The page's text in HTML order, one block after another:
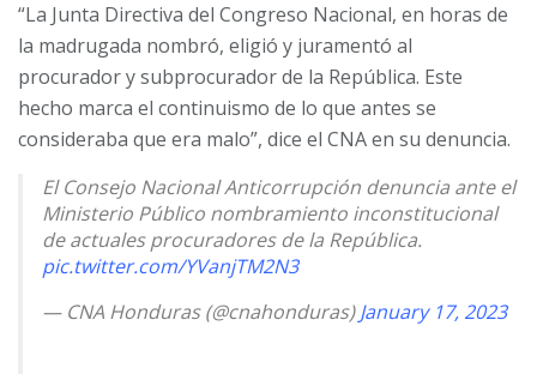
“La Junta Directiva del Congreso Nacional, en horas de
la madrugada nombró, eligió y juramentó al
procurador y subprocurador de la República. Este
hecho marca el continuismo de lo que antes se
consideraba que era malo”, dice el CNA en su denuncia.
El Consejo Nacional Anticorrupción denuncia ante el
Ministerio Público nombramiento inconstitucional
de actuales procuradores de la República.
pic.twitter.com/YVanjTM2N3
— CNA Honduras (@cnahonduras)January 17, 2023